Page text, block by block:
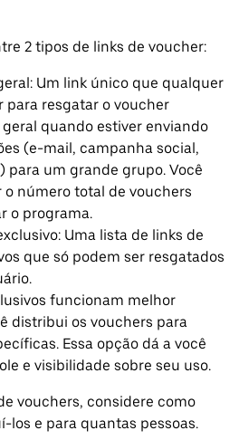
2 tipos de links de voucher:
Um link único que qualquer
para resgatar o voucher
geral quando estiver enviando
(e-mail, campanha social,
para um grande grupo. Você
o número total de vouchers
o programa.
Uma lista de links de
que só podem ser resgatados
funcionam melhor
distribui os vouchers para
Essa opção dá a você
e visibilidade sobre seu uso.
vouchers, considere como
los e para quantas pessoas.